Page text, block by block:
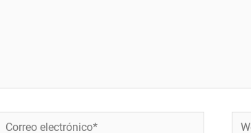
Correo
Web